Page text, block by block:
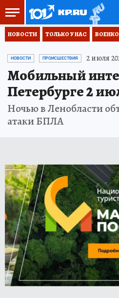
НОВОСТИ ТОЛЬКО У НАС
НОВОСТИ ПРОИСШЕСТВИЯ 2 июля
Мобильный
Петербурге 2
Ночью в Ленобласти
атаки БПЛА